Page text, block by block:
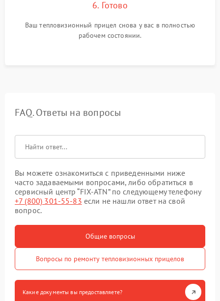
6. Готово
Ваш тепловизионный прицел снова у вас в полностью
рабочем состоянии.
FAQ. Ответы на вопросы
Вы можете ознакомиться с приведенными ниже
часто задаваемыми вопросами, либо обратиться в
сервисный центр “FIX-ATN” по следующему телефону
+7 (800) 301-55-83 если не нашли ответ на свой
вопрос.
Общие вопросы
Вопросы по ремонту тепловизионных прицелов
Какие документы вы предоставляете?